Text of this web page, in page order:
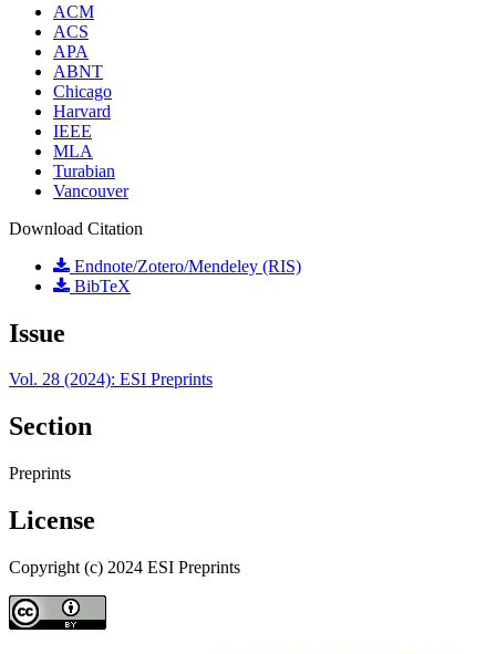
ACM
ACS
APA
ABNT
Chicago
Harvard
IEEE
MLA
Turabian
Vancouver
Download Citation
Endnote/Zotero/Mendeley (RIS)
BibTeX
Issue
Vol. 28 (2024): ESI Preprints
Section
Preprints
License
Copyright (c) 2024 ESI Preprints